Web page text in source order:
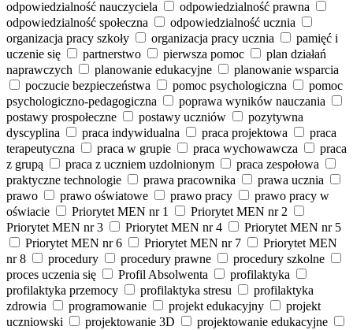
odpowiedzialność nauczyciela
odpowiedzialność prawna
odpowiedzialność społeczna
odpowiedzialność ucznia
organizacja pracy szkoły
organizacja pracy ucznia
pamięć i
uczenie się
partnerstwo pierwsza pomoc
plan działań
naprawczych
planowanie edukacyjne
planowanie wsparcia
poczucie bezpieczeństwa
pomoc psychologiczna
pomoc
psychologiczno-pedagogiczna
poprawa wyników nauczania
postawy prospołeczne
postawy uczniów
pozytywna
dyscyplina
praca indywidualna praca projektowa
praca
terapeutyczna
praca w grupie praca wychowawcza
praca
z grupą
praca z uczniem uzdolnionym
praca zespołowa
praktyczne technologie
prawa pracownika
prawa ucznia
prawo
prawo oświatowe prawo pracy
prawo pracy w
oświacie
Priorytet MEN nr 1
Priorytet MEN nr 2
Priorytet MEN nr 3
Priorytet MEN nr 4
Priorytet MEN nr 5
Priorytet MEN nr 6
Priorytet MEN nr 7
Priorytet MEN
nr 8
procedury procedury prawne
procedury szkolne
proces uczenia się
Profil Absolwenta
profilaktyka
profilaktyka przemocy
profilaktyka stresu
profilaktyka
zdrowia
programowanie projekt edukacyjny
projekt
uczniowski
projektowanie 3D
projektowanie edukacyjne